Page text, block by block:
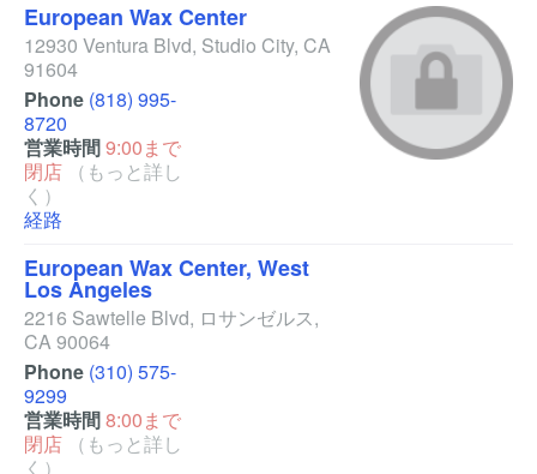
European Wax Center
12930 Ventura Blvd, Studio City, CA
91604
Phone (818) 995-
8720
営業時間9:00まで
閉店
（もっと詳し
く）
経路
European Wax Center, West
Los Angeles
2216 Sawtelle Blvd, ロサンゼルス,
CA90064
Phone (310) 575-
9299
営業時間8:00まで
閉店
（もっと詳し
く）